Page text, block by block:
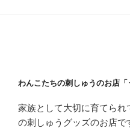
わんこたちの刺しゅうのお店「
家族として大切に育てられ
の刺しゅうグッズのお店